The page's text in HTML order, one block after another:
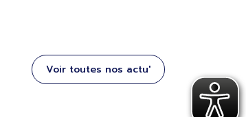
Voir toutes nos actu'